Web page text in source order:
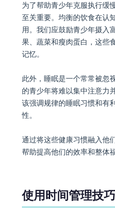
为了帮助青少年克服执行缓
至关重要。均衡的饮食在认
用。我们应鼓励青少年摄入
果、蔬菜和瘦肉蛋白，这些
记忆。
此外，睡眠是一个常常被忽
的青少年将难以集中注意力
该强调规律的睡眠习惯和有
性。
通过将这些健康习惯融入他
帮助提高他们的效率和整体福
使用时间管理技